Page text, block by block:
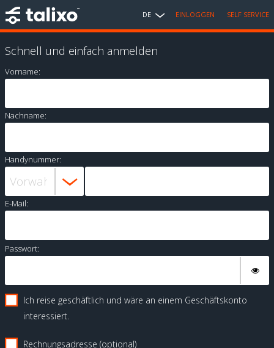
DE EINLOGGEN SELF SERVICE
Schnell und einfach anmelden
Vorname:
Nachname:
Handynummer:
E-Mail:
Passwort:
Ich reise geschäftlich und wäre an einem Geschäftskonto
interessiert.
Rechnungsadresse (optional)